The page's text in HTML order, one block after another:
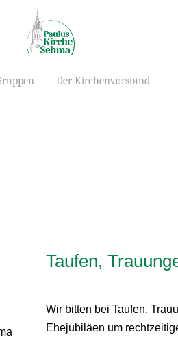
Der Kirchenvorstand
Taufen,
Wir bitten bei Taufen,
Ehejubiläen um